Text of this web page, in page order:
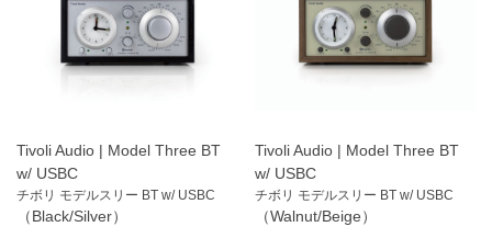
Tivoli Audio | Model Three BT
w/ USBC
チボリ モデルスリー BT w/ USBC
（Black/Silver）
Tivoli Audio | Model Three BT
w/ USBC
チボリ モデルスリー BT w/ USBC
（Walnut/Beige）